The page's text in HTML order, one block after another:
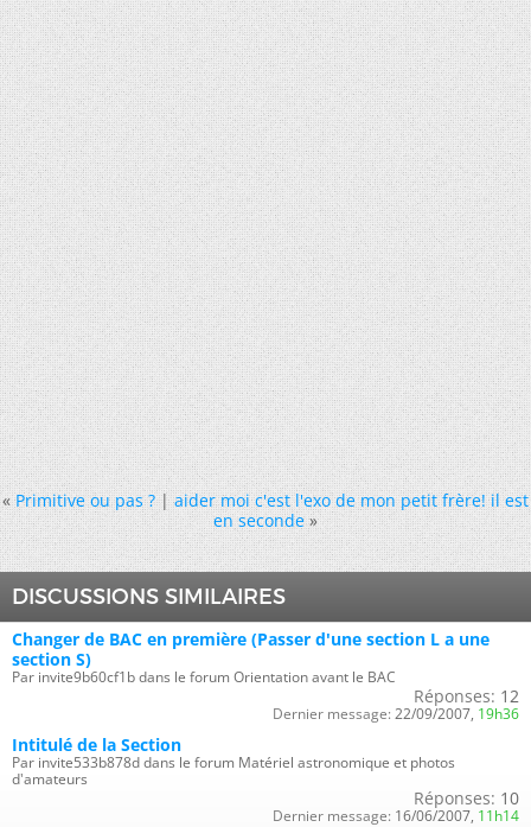
« Primitive ou pas ?|aider moi c'est l'exo de mon petit frère! il est
en seconde »
DISCUSSIONS SIMILAIRES
Changer de BAC en première (Passer d'une section L a une
section S)
Par invite9b60cf1b dans le forum Orientation avant le BAC
Réponses: 12
Dernier message: 22/09/2007, 19h36
Intitulé de la Section
Par invite533b878d dans le forum Matériel astronomique et photos
d'amateurs
Réponses: 10
Dernier message: 16/06/2007, 11h14